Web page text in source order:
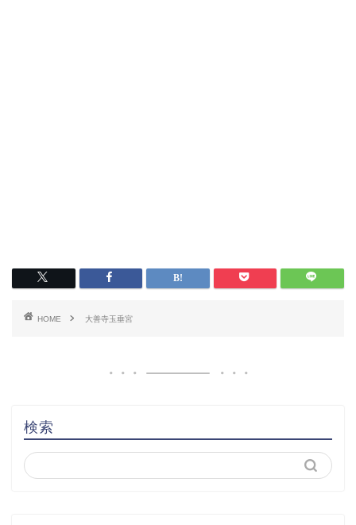
HOME 大善寺玉垂宮
検索